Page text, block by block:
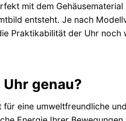
mit dem
entsteht. Je nach
Praktikabilität der Uhr noch
genau?
für eine umweltfreundliche